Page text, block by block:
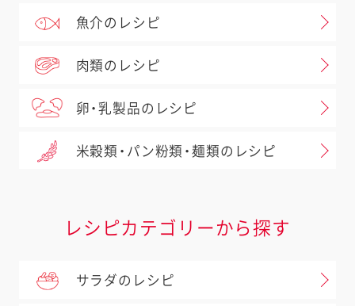
魚介のレシピ
肉類のレシピ
卵・乳製品のレシピ
米穀類・パン粉類・麺類のレシピ
レシピカテゴリーから探す
サラダのレシピ